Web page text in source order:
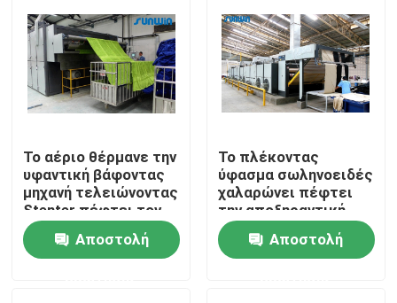
Σπίτι
Προϊόντα
Το αέριο θέρμανε την
υφαντική βάφοντας
μηχανή τελειώνοντας
Stenter πέφτει τον
ξεραίνοντας
εξοπλισμόΑποστολή
Το πλέκοντας
ύφασμα σωληνοειδές
χαλαρώνει πέφτει
την αποξηραντική
μηχανή
Αποστολή